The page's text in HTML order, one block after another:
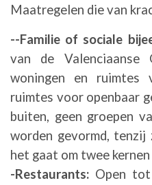
Maatregelen die van
--Familie of sociale
van de Valenciaanse
woningen en ruimtes
ruimtes voor openbaar
buiten, geen groepen
worden gevormd,
het gaat om twee
-Restaurants: Open